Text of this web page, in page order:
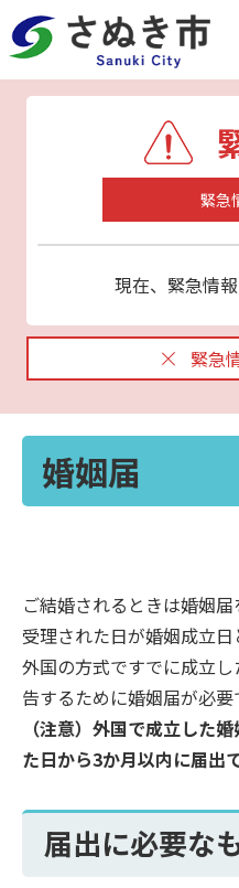
緊急
現在、緊急情
緊急
婚姻届
ご結婚されるときは婚姻
受理された日が婚姻成立日
外国の方式ですでに成立
告するために婚姻届が必要
（注意）外国で成立した
た日から3か月以内に届出
届出に必要な